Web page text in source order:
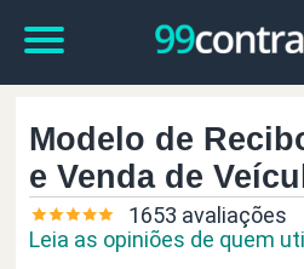
Modelo de
e Venda de
1653 avaliações
Leia as opiniões de quem